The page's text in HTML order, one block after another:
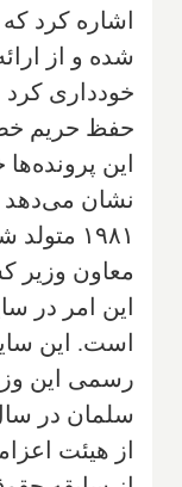
شده و از
خودداری کرد
حفظ حریم
این
معاون وزیر
این امر در
است. این
رسمی این
از هیئت